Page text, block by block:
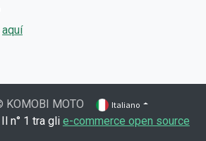
aquí
MOTO Italiano
n° 1 tra gli e-commerce open source